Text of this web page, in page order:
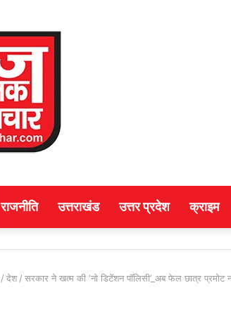
राजनीति उत्तराखंड उत्तर प्रदेश क्राइम
/ देश / सरकार ने खत्म की ‘नो डिटेंशन पॉलिसी’_अब फेल छात्र प्रमोट